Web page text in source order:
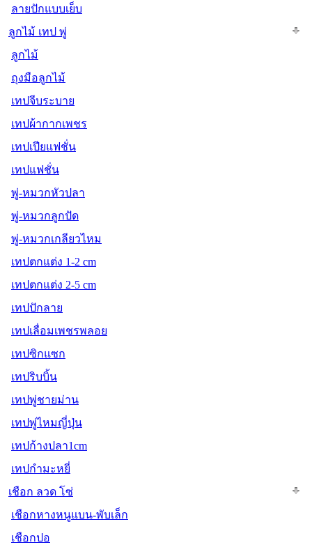
ลายปักแบบเย็บ
ลูกไม้ เทป พู่
ลูกไม้
ถุงมือลูกไม้
เทปจีบระบาย
เทปผ้ากากเพชร
เทปเปียแฟชั่น
เทปแฟชั่น
พู่-หมวกหัวปลา
พู่-หมวกลูกปัด
พู่-หมวกเกลียวไหม
เทปตกแต่ง 1-2 cm
เทปตกแต่ง 2-5 cm
เทปปักลาย
เทปเลื่อมเพชรพลอย
เทปซิกแซก
เทปริบบิ้น
เทปพู่ชายม่าน
เทปพู่ไหมญี่ปุ่น
เทปก้างปลา1cm
เทปกำมะหยี่
เชือก ลวด โซ่
เชือกหางหนูแบน-พับเล็ก
เชือกปอ